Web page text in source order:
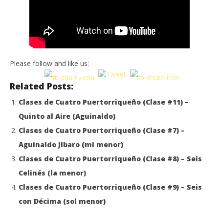
Please follow and like us:
Related Posts:
Clases de Cuatro Puertorriqueño (Clase #11) –
Quinto al Aire (Aguinaldo)
Clases de Cuatro Puertorriqueño (Clase #7) –
Aguinaldo Jíbaro (mi menor)
Clases de Cuatro Puertorriqueño (Clase #8) – Seis
Celinés (la menor)
Clases de Cuatro Puertorriqueño (Clase #9) – Seis
con Décima (sol menor)